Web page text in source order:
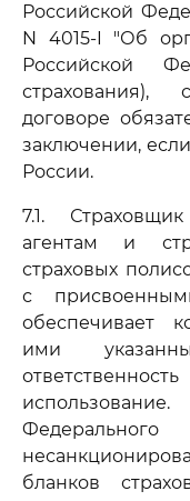
Российской
N 4015-I "Об
Российской
договоре
заключении,
России.
7.1.
агентам и
страховых
с
обеспечивает
ими
бланков